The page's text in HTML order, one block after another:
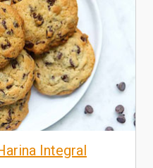
Integral